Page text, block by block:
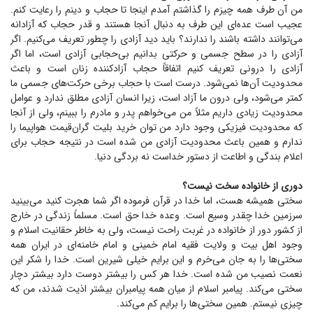
من آن طرف همه چیزم را گذاشتم آمدم اینجا تا حجاب و دینم را رعایت کنم.
عجیب است عده‌ای این طرف به دنبال آنجا هستند و قدر حجاب که آزادانه
می‌توانند داشته باشند را ندارند؟ باید دید آزادی را چطور تعریف می‌کنیم. اگر
آزادی را در سطح جسمی و حرکتی بدانیم بی‌حجابی آزادی است، اما اگر
آزادی را درونی تعریف کنیم اتفاقاً حجاب آزادکننده زنان است و باعث
محدودیت آن‌ها نمی‌شود. درست است با حجاب برخی حرکت‌های جسمی ما
کمتر می‌شود، ولی درون ما آزاد است، زیرا انسان آزادی مطلق ندارد و عوامل
محدودیت زیادی داریم مثلاً من می‌خواهم پدر و مادرم را ببینم، ولی از آنجا
که محدودیت فیزیکی وجود دارد من توان خرید بلیت گران‌قیمت هواپیما را
ندارم و همین باعث محدودیت آزادی من شده است در نتیجه حجاب برای
اعلام بندگی و اطاعت از دستور خداست نه بردگی دنیا.
دوری از خانواده سخت نیست؟
سختی همیشه هست، اما خدا در قرآن فرموده اگر شما هجرت کنید می‌بینید
سرزمین خدا چقدر وسیع است. وعده خدا حق است. مسلماً زندگی در خارج
از کشور دور از خانواده در غربت راحت نیست، ولی به خاطر حقانیت اسلام و
وجود اهل بیت و ولایت فقیه امام خمینی و امام خامنه‌ای در ایران همه
سختی‌ها را به جان می‌خرم و این برایم خیلی شیرین است. خدا را شکر این
نعمت نصیب من شده است. خدا هر کس را بیشتر دوست دارد بیشتر دچار
سختی می‌کند. پیامبر اسلام از میان همه پیامبران بیشتر اذیت شدند، من که
چیزی نیستم. همین سختی‌ها را برایم کم می‌کند.